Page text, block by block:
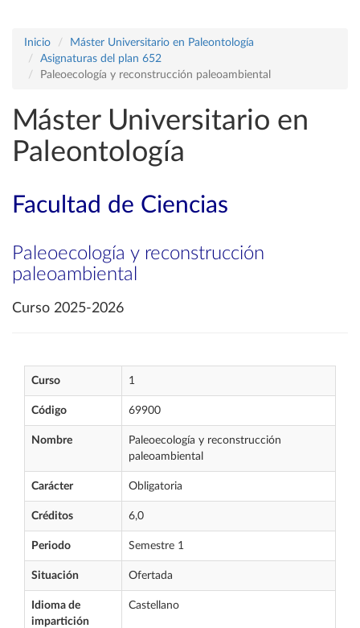
Inicio
Máster Universitario en Paleontología
Asignaturas del plan 652
Paleoecología y reconstrucción paleoambiental
Máster Universitario en
Paleontología
Facultad de Ciencias
Paleoecología y reconstrucción
paleoambiental
Curso 2025-2026
Curso 1
Código 69900
Nombre
Paleoecología y reconstrucción
paleoambiental
Carácter Obligatoria
Créditos 6,0
Periodo Semestre 1
Situación Ofertada
Idioma de
impartición
Castellano